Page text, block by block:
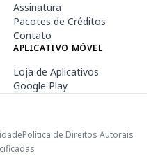
Assinatura
Pacotes de Créditos
Contato
APLICATIVO MÓVEL
Loja de Aplicativos
Google Play
Política de Direitos Autorais